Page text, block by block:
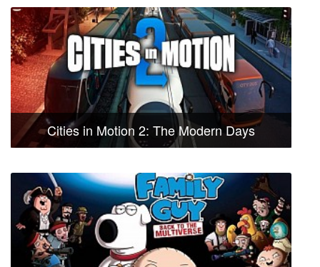
Cities in Motion 2: The Modern Days